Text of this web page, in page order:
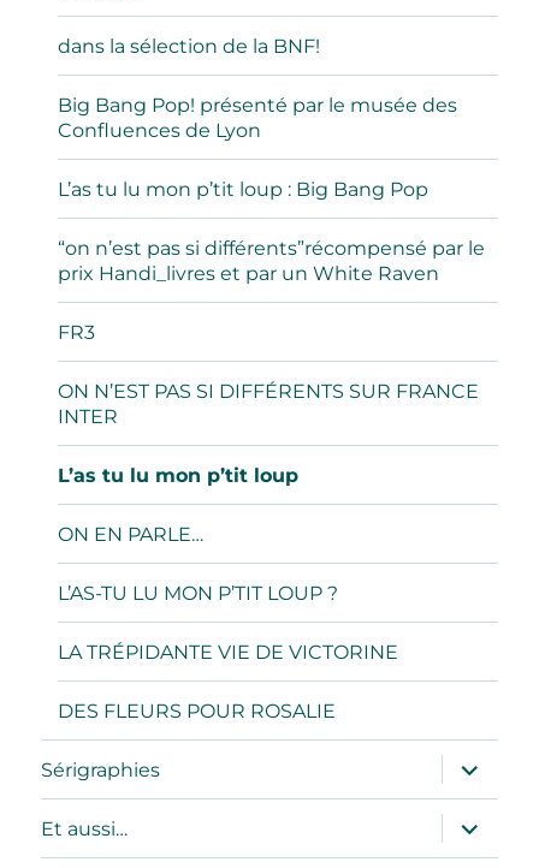
dans la sélection de la BNF!
Big Bang Pop! présenté par le musée des
Confluences de Lyon
L’as tu lu mon p’tit loup : Big Bang Pop
“on n’est pas si différents”récompensé par le
prix Handi_livres et par un White Raven
FR3
ON N’EST PAS SI DIFFÉRENTS SUR FRANCE
INTER
L’as tu lu mon p’tit loup
ON EN PARLE…
L’AS-TU LU MON P’TIT LOUP ?
LA TRÉPIDANTE VIE DE VICTORINE
DES FLEURS POUR ROSALIE
Sérigraphies
ouvrir
le
sous-
menu
Et aussi…
ouvrir
le
sous-